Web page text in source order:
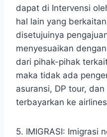
dapat di Intervensi
hal lain yang
disetujuinya
menyesuaikan
dari pihak-pihak
maka tidak ada
asuransi, DP tour,
terbayarkan ke
5. IMIGRASI: Imigrasi